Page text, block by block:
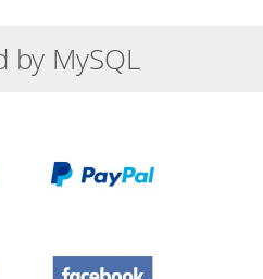
by MySQL